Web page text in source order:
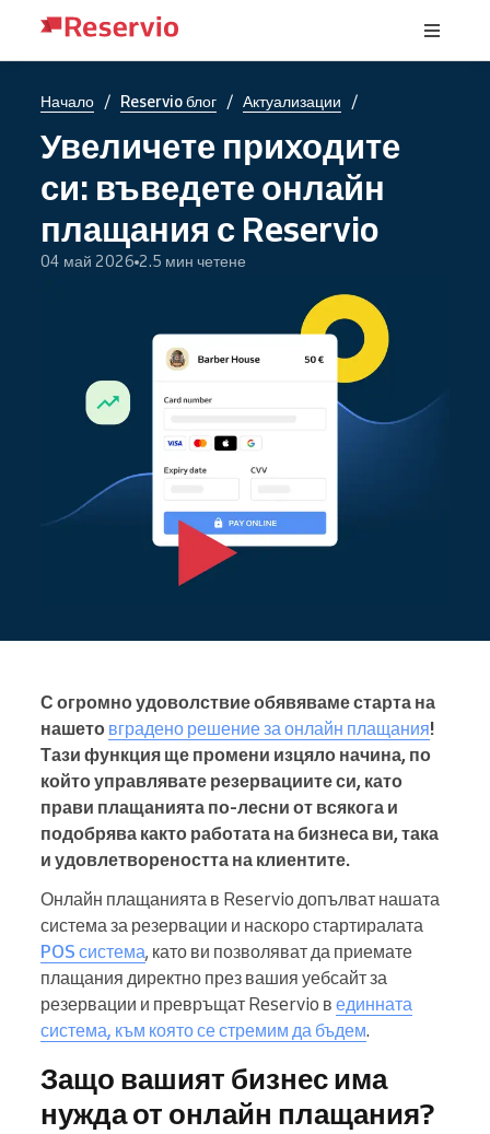
Начало / Reservio блог / Актуализации /
Увеличете приходите
си: въведете онлайн
плащания с Reservio
04 май 2026 2.5 мин четене
С огромно удоволствие обявяваме старта на
нашето вградено решение за онлайн плащания!
Тази функция ще промени изцяло начина, по
който управлявате резервациите си, като
прави плащанията по-лесни от всякога и
подобрява както работата на бизнеса ви, така
и удовлетвореността на клиентите.
Онлайн плащанията в Reservio допълват нашата
система за резервации и наскоро стартиралата
POS система, като ви позволяват да приемате
плащания директно през вашия уебсайт за
резервации и превръщат Reservio в единната
система, към която се стремим да бъдем.
Защо вашият бизнес има
нужда от онлайн плащания?